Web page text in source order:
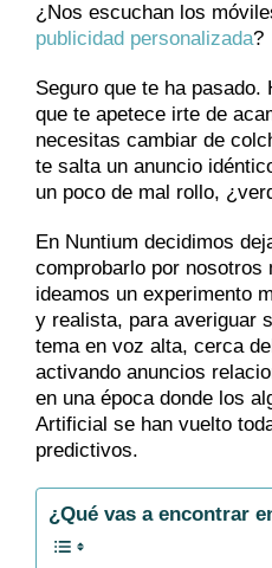
¿Nos escuchan los
publicidad personalizada?
Seguro que te ha pasado.
que te apetece irte de
necesitas cambiar de
te salta un anuncio
un poco de mal rollo,
En Nuntium decidimos
comprobarlo por nosotros
ideamos un experimento
y realista, para averiguar
tema en voz alta, cerca
activando anuncios
en una época donde los
Artificial se han vuelto
predictivos.
¿Qué vas a encontrar